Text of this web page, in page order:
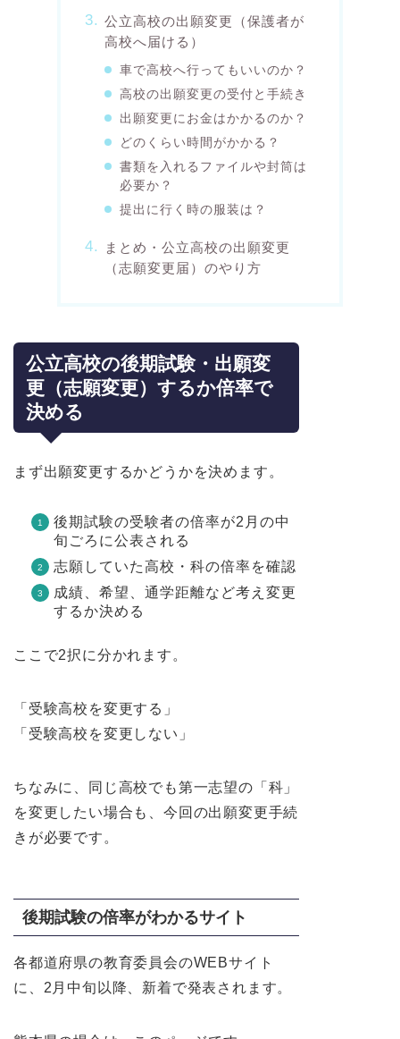
公立高校の出願変更（保護者が
高校へ届ける）
車で高校へ行ってもいいのか？
高校の出願変更の受付と手続き
出願変更にお金はかかるのか？
どのくらい時間がかかる？
書類を入れるファイルや封筒は
必要か？
提出に行く時の服装は？
まとめ・公立高校の出願変更
（志願変更届）のやり方
公立高校の後期試験・出願変
更（志願変更）するか倍率で
決める
まず出願変更するかどうかを決めます。
後期試験の受験者の倍率が2月の中
旬ごろに公表される
志願していた高校・科の倍率を確認
成績、希望、通学距離など考え変更
するか決める
ここで2択に分かれます。
「受験高校を変更する」
「受験高校を変更しない」
ちなみに、同じ高校でも第一志望の「科」
を変更したい場合も、今回の出願変更手続
きが必要です。
後期試験の倍率がわかるサイト
各都道府県の教育委員会のWEBサイト
に、2月中旬以降、新着で発表されます。